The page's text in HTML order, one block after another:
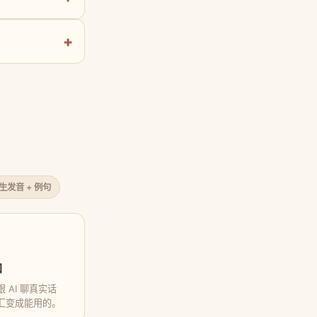
发音 + 例句
AI 聊真实话
成能用的。